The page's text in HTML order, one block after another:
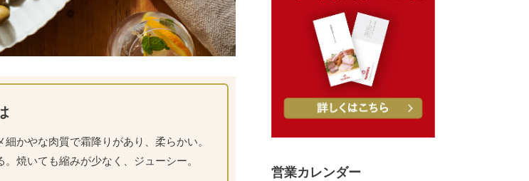
営業カレンダー
かやな肉質で霜降りがあり、柔らかい。
焼いても縮みが少なく、ジューシー。